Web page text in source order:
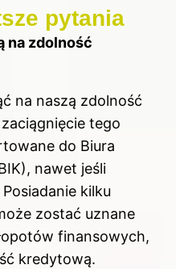
pytania
na zdolność
na naszą zdolność
tego
do Biura
nawet jeśli
kilku
zostać uznane
finansowych,
kredytową.